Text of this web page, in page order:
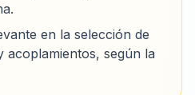
en la selección de
acoplamientos, según la